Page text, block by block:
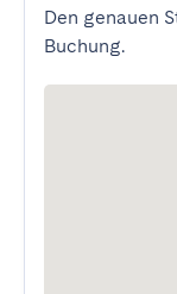
Den genauen
Buchung.